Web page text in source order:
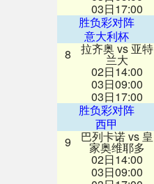
03日17:00
胜负彩对阵
意大利杯
8
拉齐奥 vs 亚特
兰大
02日14:00
03日09:00
03日17:00
胜负彩对阵
西甲
9
巴列卡诺 vs 皇
家奥维耶多
02日14:00
03日09:00